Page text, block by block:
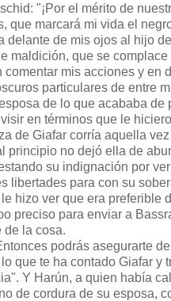
"¡Por el mérito de
que marcará mi vida el
delante de mis ojos al hijo
maldición, que se
comentar mis acciones y en
particulares de entre
de lo que acababa de
en términos que le
de Giafar corría aquella
principio no dejó ella de
su indignación por
libertades para con su
hizo ver que era preferible
preciso para enviar a
de la cosa.
podrás asegurarte
que te ha contado Giafar y
Y Harún, a quien había
de cordura de su esposa,